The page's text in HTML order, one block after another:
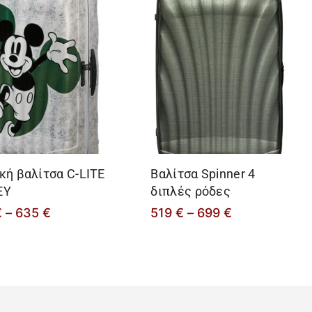
βαλίτσα C-LITE
– 635€
Βαλίτσα Spinner 4
διπλές ρόδες
519€ – 699€